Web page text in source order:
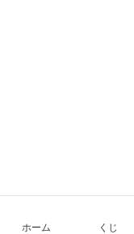
ホーム くじ